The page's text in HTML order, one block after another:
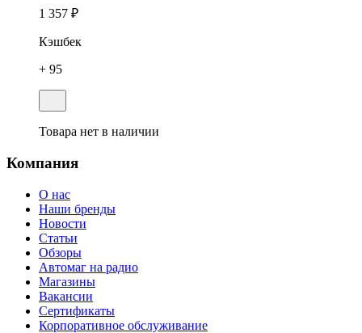
1 357 ₽
Кэшбек
+ 95
Товара нет в наличии
Компания
О нас
Наши бренды
Новости
Статьи
Обзоры
Автомаг на радио
Магазины
Вакансии
Сертификаты
Корпоративное обслуживание